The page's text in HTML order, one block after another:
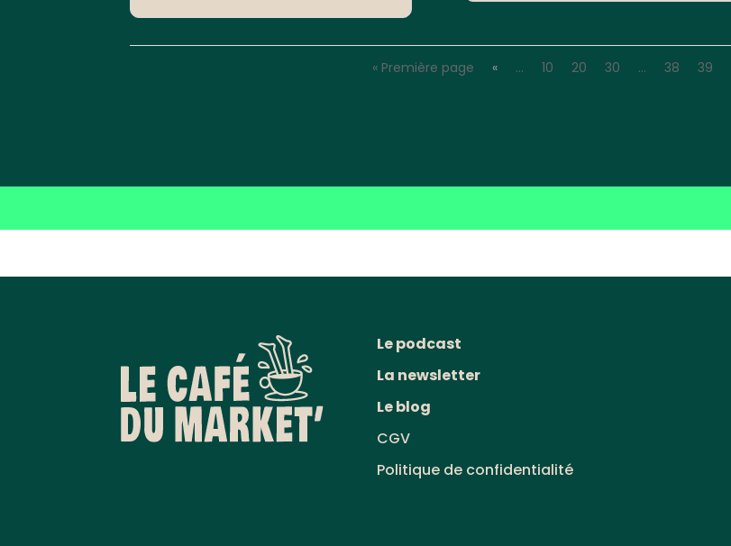
« Première page « … 10 20 30 … 38 39
Le podcast
La newsletter
Le blog
CGV
Politique de confidentialité